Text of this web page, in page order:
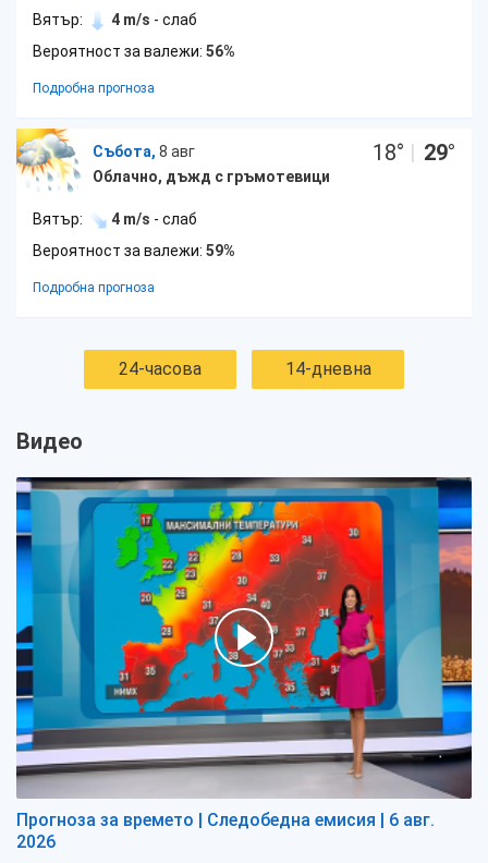
Вятър: 4 m/s - слаб
Вероятност за валежи: 56%
Подробна прогноза
Събота, 8 авг
Облачно, дъжд с гръмотевици
18° | 29°
Вятър: 4 m/s - слаб
Вероятност за валежи: 59%
Подробна прогноза
24-часова 14-дневна
Видео
Прогноза за времето | Следобедна емисия | 6 авг.
2026